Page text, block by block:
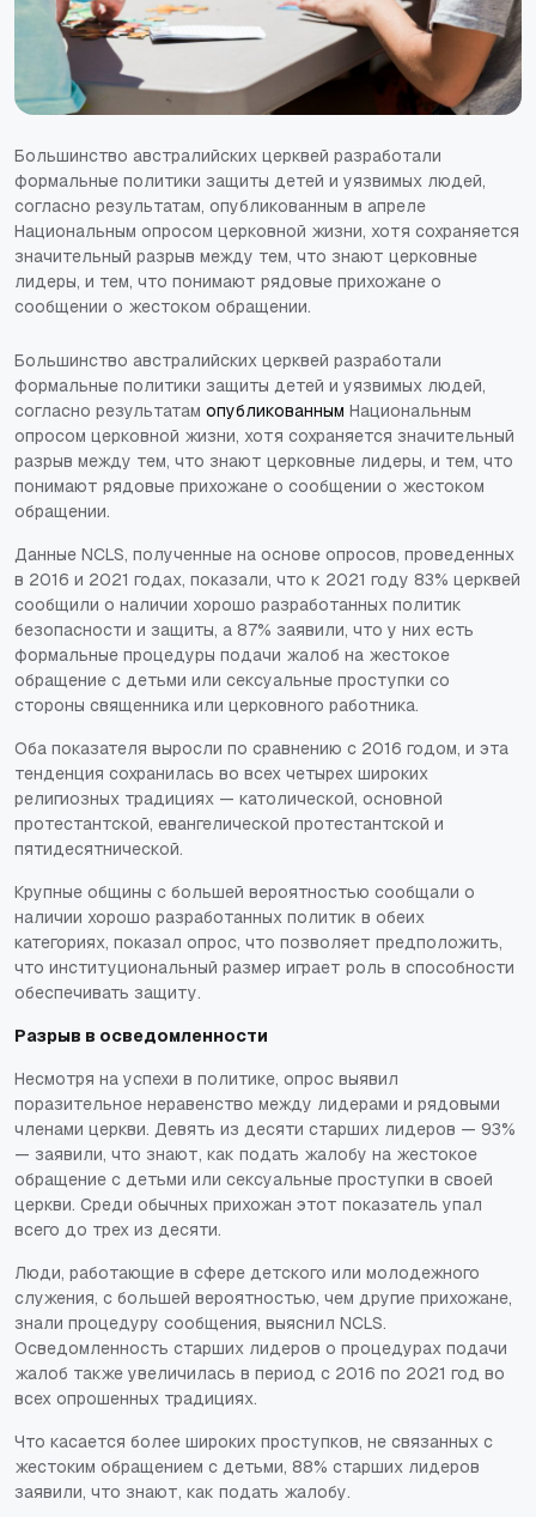
Большинство австралийских церквей разработали
формальные политики защиты детей и уязвимых людей,
согласно результатам, опубликованным в апреле
Национальным опросом церковной жизни, хотя сохраняется
значительный разрыв между тем, что знают церковные
лидеры, и тем, что понимают рядовые прихожане о
сообщении о жестоком обращении.
Большинство австралийских церквей разработали
формальные политики защиты детей и уязвимых людей,
согласно результатам опубликованным Национальным
опросом церковной жизни, хотя сохраняется значительный
разрыв между тем, что знают церковные лидеры, и тем, что
понимают рядовые прихожане о сообщении о жестоком
обращении.
Данные NCLS, полученные на основе опросов, проведенных
в 2016 и 2021 годах, показали, что к 2021 году 83% церквей
сообщили о наличии хорошо разработанных политик
безопасности и защиты, а 87% заявили, что у них есть
формальные процедуры подачи жалоб на жестокое
обращение с детьми или сексуальные проступки со
стороны священника или церковного работника.
Оба показателя выросли по сравнению с 2016 годом, и эта
тенденция сохранилась во всех четырех широких
религиозных традициях — католической, основной
протестантской, евангелической протестантской и
пятидесятнической.
Крупные общины с большей вероятностью сообщали о
наличии хорошо разработанных политик в обеих
категориях, показал опрос, что позволяет предположить,
что институциональный размер играет роль в способности
обеспечивать защиту.
Разрыв в осведомленности
Несмотря на успехи в политике, опрос выявил
поразительное неравенство между лидерами и рядовыми
членами церкви. Девять из десяти старших лидеров — 93%
— заявили, что знают, как подать жалобу на жестокое
обращение с детьми или сексуальные проступки в своей
церкви. Среди обычных прихожан этот показатель упал
всего до трех из десяти.
Люди, работающие в сфере детского или молодежного
служения, с большей вероятностью, чем другие прихожане,
знали процедуру сообщения, выяснил NCLS.
Осведомленность старших лидеров о процедурах подачи
жалоб также увеличилась в период с 2016 по 2021 год во
всех опрошенных традициях.
Что касается более широких проступков, не связанных с
жестоким обращением с детьми, 88% старших лидеров
заявили, что знают, как подать жалобу.